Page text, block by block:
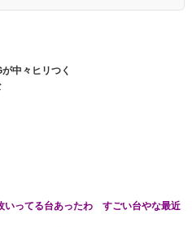
中々ヒリつく
いってる台あったわ すごい台やな最近